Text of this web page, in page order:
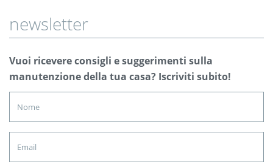
newsletter
Vuoi ricevere consigli e suggerimenti sulla
manutenzione della tua casa? Iscriviti subito!